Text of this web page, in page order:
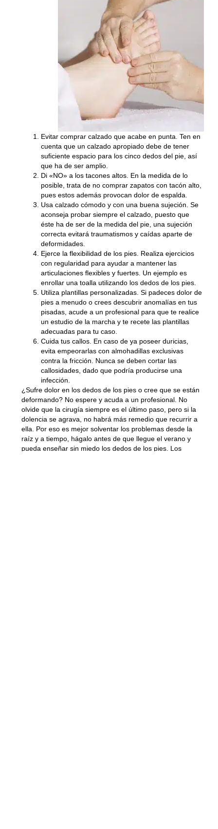
Evitar comprar calzado que acabe en punta . Ten en
cuenta que un calzado apropiado debe de tener
suficiente espacio para los cinco dedos del pie, así
que ha de ser amplio.
Di «NO» a los tacones altos. En la medida de lo
posible, trata de no comprar zapatos con tacón alto,
pues estos además provocan dolor de espalda.
Usa calzado cómodo y con una buena sujeción. Se
aconseja probar siempre el calzado, puesto que
éste ha de ser de la medida del pie, una sujeción
correcta evitará traumatismos y caídas aparte de
deformidades.
Ejerce la flexibilidad de los pies. Realiza ejercicios
con regularidad para ayudar a mantener las
articulaciones flexibles y fuertes. Un ejemplo es
enrollar una toalla utilizando los dedos de los pies.
Utiliza plantillas personalizadas. Si padeces dolor de
pies a menudo o crees descubrir anomalías en tus
pisadas, acude a un profesional para que te realice
un estudio de la marcha y te recete las plantillas
adecuadas para tu caso.
Cuida tus callos. En caso de ya poseer duricias,
evita empeorarlas con almohadillas exclusivas
contra la fricción. Nunca se deben cortar las
callosidades, dado que podría producirse una
infección.
¿Sufre dolor en los dedos de los pies o cree que se están
deformando? No espere y acuda a un profesional. No
olvide que la cirugía siempre es el último paso, pero si la
dolencia se agrava, no habrá más remedio que recurrir a
ella. Por eso es mejor solventar los problemas desde la
raíz y a tiempo, hágalo antes de que llegue el verano y
pueda enseñar sin miedo los dedos de los pies. Los